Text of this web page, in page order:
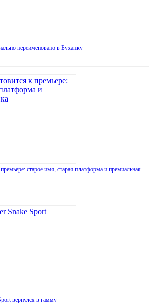
переименовано в Буханку
старое имя, старая платформа и премиальная
вернулся в гамму